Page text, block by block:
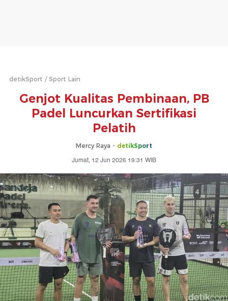
detikSport Sport Lain
Genjot Kualitas Pembinaan, PB
Padel Luncurkan Sertifikasi
Pelatih
Mercy Raya - detikSport
Jumat, 12 Jun 2026 19:31 WIB